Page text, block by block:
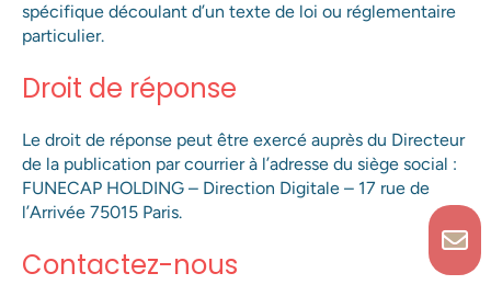
spécifique découlant d’un texte de loi ou réglementaire
particulier.
Droit de réponse
Le droit de réponse peut être exercé auprès du Directeur
de la publication par courrier à l’adresse du siège social :
FUNECAP HOLDING – Direction Digitale – 17 rue de
l’Arrivée 75015 Paris.
Contactez-nous